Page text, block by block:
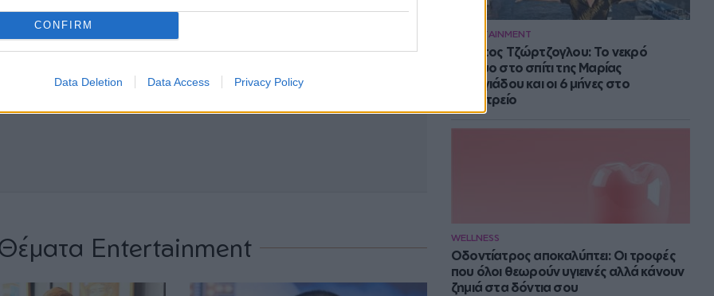
CONFIRM
Data Deletion Data Access Privacy Policy
ENTERTAINMENT
Στράτος Τζώρτζογλου: Το νεκρό
έμβρυο στο σπίτι της Μαρίας
Γεωργιάδου και οι 6 μήνες στο
ψυχιατρείο
WELLNESS
Οδοντίατρος αποκαλύπτει: Οι τροφές
που όλοι θεωρούν υγιεινές αλλά κάνουν
ζημιά στα δόντια σου
ΔΙΑΦΗΜΙΣΗ
Entertainment